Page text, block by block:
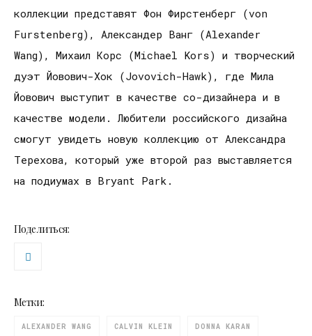
коллекции представят Фон Фирстенберг (von
Furstenberg), Александер Ванг (Alexander
Wang), Михаил Корс (Michael Kors) и творческий
дуэт Йовович-Хок (Jovovich-Hawk), где Мила
Йовович выступит в качестве со-дизайнера и в
качестве модели. Любители российского дизайна
смогут увидеть новую коллекцию от Александра
Терехова, который уже второй раз выставляется
на подиумах в Bryant Park.
Поделиться:
Метки:
ALEXANDER WANG CALVIN KLEIN DONNA KARAN